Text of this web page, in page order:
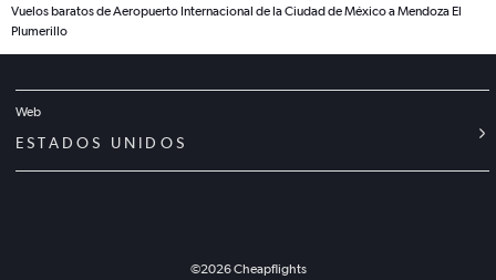
Vuelos baratos de Aeropuerto Internacional de la Ciudad de México a Mendoza El
Plumerillo
Web
ESTADOS UNIDOS
©2026Cheapflights